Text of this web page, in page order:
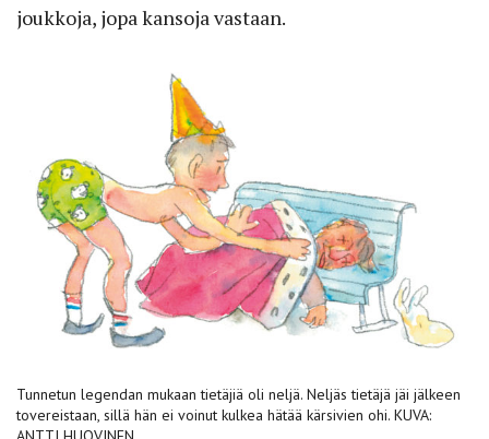
joukkoja, jopa kansoja vastaan.
Tunnetun legendan mukaan tietäjiä oli neljä. Neljäs tietäjä jäi jälkeen
tovereistaan, sillä hän ei voinut kulkea hätää kärsivien ohi. KUVA: